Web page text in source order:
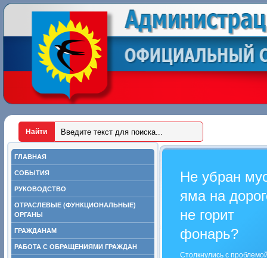
ГЛАВНАЯ
СОБЫТИЯ
РУКОВОДСТВО
ОТРАСЛЕВЫЕ (ФУНКЦИОНАЛЬНЫЕ)
ОРГАНЫ
ГРАЖДАНАМ
РАБОТА С ОБРАЩЕНИЯМИ ГРАЖДАН
Не убран
яма на
не горит
фонарь?
Столкнулись с